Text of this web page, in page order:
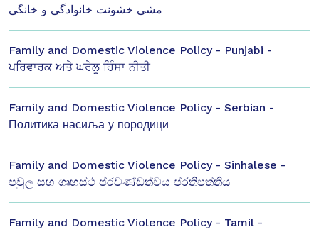
مشی خشونت خانوادگی و خانگی
Family and Domestic Violence Policy - Punjabi -
ਪਰਿਵਾਰਕ ਅਤੇ ਘਰੇਲੂ ਹਿੰਸਾ ਨੀਤੀ
Family and Domestic Violence Policy - Serbian -
Политика насиља у породици
Family and Domestic Violence Policy - Sinhalese -
පවුල සහ ගෘහස්ථ ප්රචණ්ඩත්වය ප්රතිපත්තිය
Family and Domestic Violence Policy - Tamil -